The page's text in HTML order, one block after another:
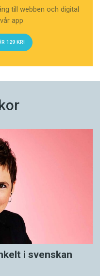
till webben och digital
app
129 KR!
i svenskan